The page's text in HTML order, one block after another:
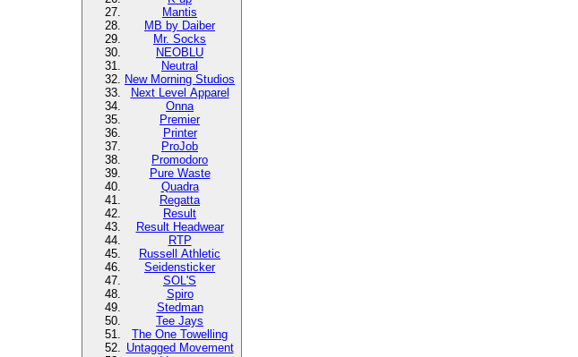
Mantis
MB by Daiber
Mr. Socks
NEOBLU
Neutral
New Morning Studios
Next Level Apparel
Onna
Premier
Printer
ProJob
Promodoro
Pure Waste
Quadra
Regatta
Result
Result Headwear
RTP
Russell Athletic
Seidensticker
SOL'S
Spiro
Stedman
Tee Jays
The One Towelling
Untagged Movement